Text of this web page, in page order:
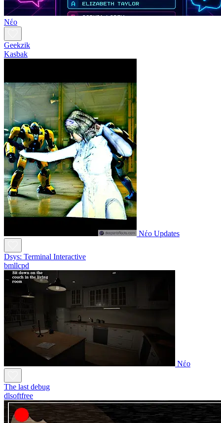
Νέο
Geekzik
Kasbak
Νέο Updates
Dsys: Terminal Interactive
bmllcpd
Νέο
The last debug
dlsoftfree